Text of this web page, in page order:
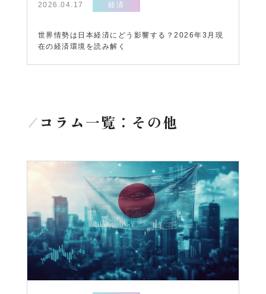
2026.04.17 経済
世界情勢は日本経済にどう影響する？2026年3月現
在の経済環境を読み解く
コラム一覧：その他